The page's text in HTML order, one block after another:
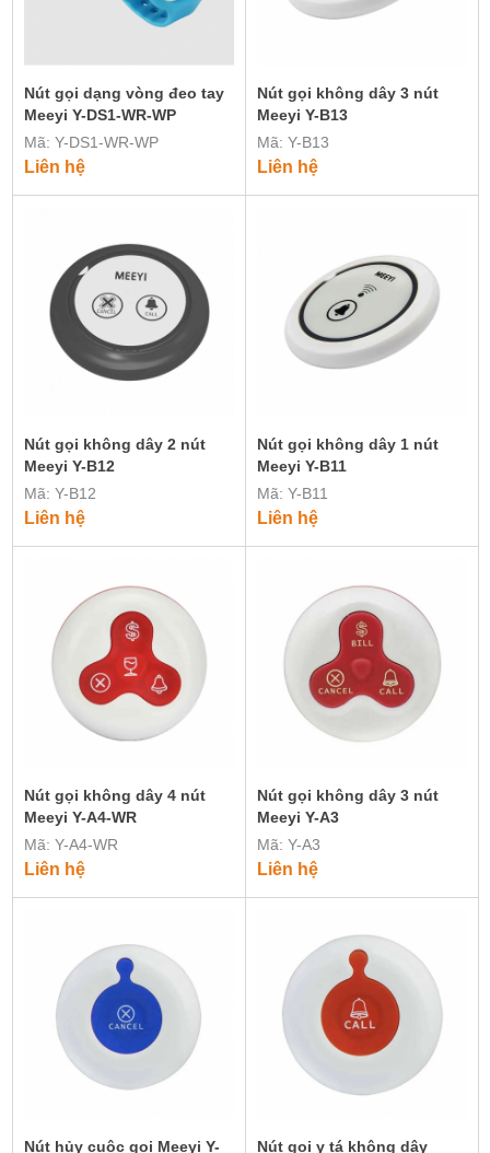
Nút gọi dạng vòng đeo tay
Meeyi Y-DS1-WR-WP
Mã: Y-DS1-WR-WP
Liên hệ
Nút gọi không dây 3 nút
Meeyi Y-B13
Mã: Y-B13
Liên hệ
Nút gọi không dây 2 nút
Meeyi Y-B12
Mã: Y-B12
Liên hệ
Nút gọi không dây 1 nút
Meeyi Y-B11
Mã: Y-B11
Liên hệ
Nút gọi không dây 4 nút
Meeyi Y-A4-WR
Mã: Y-A4-WR
Liên hệ
Nút gọi không dây 3 nút
Meeyi Y-A3
Mã: Y-A3
Liên hệ
Nút hủy cuộc gọi Meeyi Y- Nút gọi y tá không dây